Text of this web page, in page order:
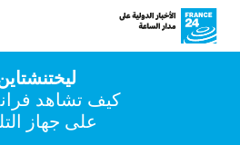
كيف تشاهد
على جهاز